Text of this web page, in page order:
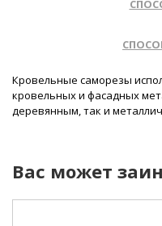
Кровельные саморезы
кровельных и фасадных
деревянным, так и
Вас может